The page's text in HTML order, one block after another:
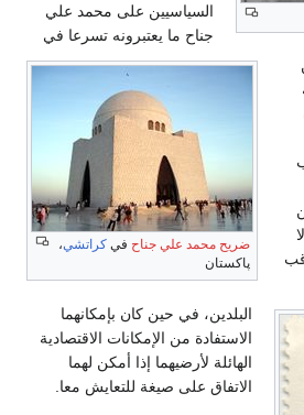
ضريح محمد علي جناح في كراتشي،
پاكستان
السياسيين على محمد علي
جناح ما يعتبرونه تسرعا في
البلدين، في حين كان بإمكانهما
الاستفادة من الإمكانات الاقتصادية
الهائلة لأرضيهما إذا أمكن لهما
الاتفاق على صيغة للتعايش معا.